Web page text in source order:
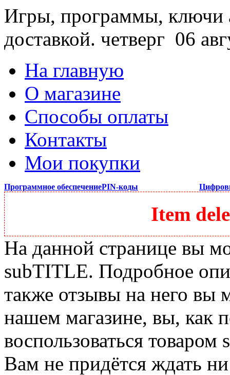
Игры, программы, ключи
доставкой. четверг 06
На главную
О магазине
Способы оплаты
Контакты
Мои покупки
Программное обеспечениеPIN-коды
Item
На данной странице вы
subTITLE. Подробное
также отзывы на него вы
нашем магазине, вы, как
воспользоваться
Вам не придётся ждать